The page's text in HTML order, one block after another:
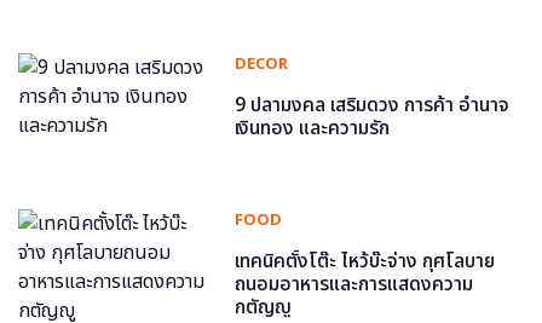
DECOR
9 ปลามงคล เสริมดวง การค้า อำนาจ
เงินทอง และความรัก
FOOD
เทคนิคตั้งโต๊ะ ไหว้บ๊ะจ่าง กุศโลบาย
ถนอมอาหารและการแสดงความ
กตัญญู